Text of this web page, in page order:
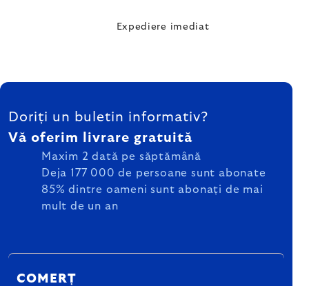
Expediere imediat
SUBSOL
Doriți un buletin informativ?
Vă oferim livrare gratuită
Maxim 2 dată pe săptămână
Deja 177 000 de persoane sunt abonate
85% dintre oameni sunt abonați de mai
mult de un an
COMERȚ